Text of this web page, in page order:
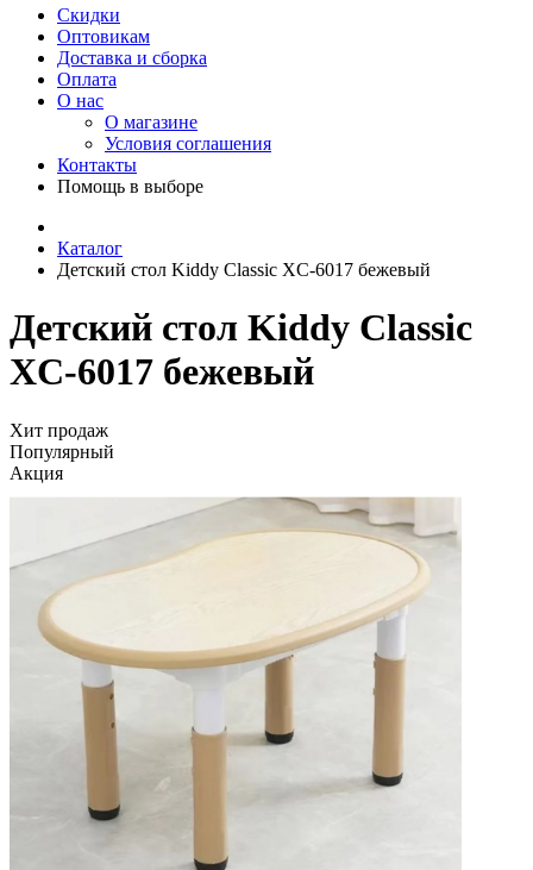
Скидки
Оптовикам
Доставка и сборка
Оплата
О нас
О магазине
Условия соглашения
Контакты
Помощь в выборе
Каталог
Детский стол Kiddy Classic XC-6017 бежевый
Детский стол Kiddy Classic
XC-6017 бежевый
Хит продаж
Популярный
Акция